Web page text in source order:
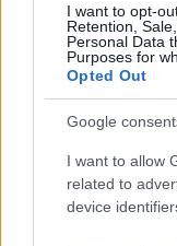
I want to opt-
Retention,
Personal Data
Purposes for
Opted Out
Google
I want to allow
related to
device